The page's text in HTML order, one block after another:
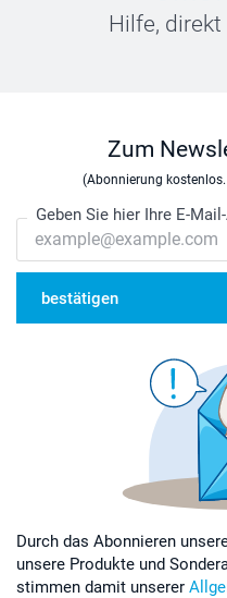
Hilfe,
Zum
(Abonnierung
Geben Sie hier Ihre E-
bestätigen
Durch das Abonnieren
unsere Produkte und
stimmen damit unserer